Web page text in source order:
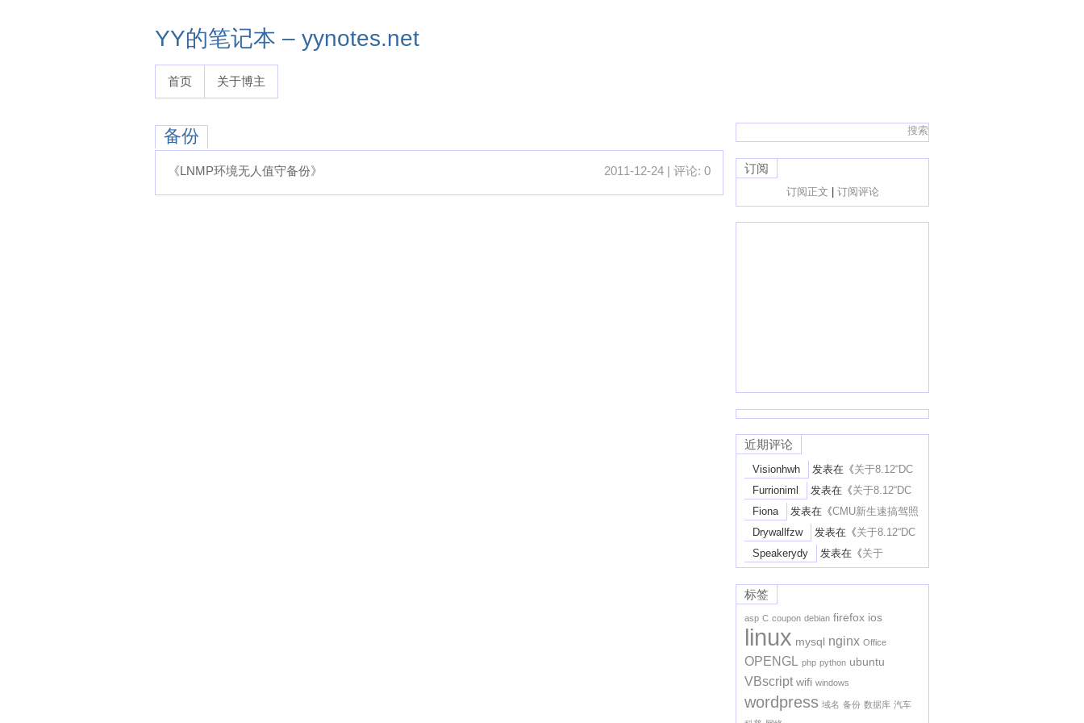
YY的笔记本 – yynotes.net
首页 关于博主
备份
2011-12-24 | 评论: 0
《LNMP环境无人值守备份》 订阅
订阅正文 | 订阅评论
近期评论
Visionhwh 发表在《关于8.12“DC
District Court废STEM-Extension”一案
的个人解读》
Furrioniml 发表在《关于8.12“DC
District Court废STEM-Extension”一案
的个人解读》
Fiona 发表在《CMU新生速搞驾照
Learner’s Permit攻略》
Drywallfzw 发表在《关于8.12“DC
District Court废STEM-Extension”一案
的个人解读》
Speakerydy 发表在《关于
Extension”一案的个人解读
标签
asp C coupon debian firefox ios
linux mysql nginx Office
OPENGL php python ubuntu
VBscript wifi windows
wordpress 域名 备份 数据库 汽车